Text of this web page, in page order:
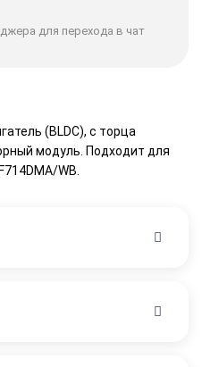
для перехода в чат
(BLDC), с торца
модуль. Подходит для
WB.